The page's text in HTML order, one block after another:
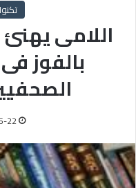
اللامى
بالفوز
22